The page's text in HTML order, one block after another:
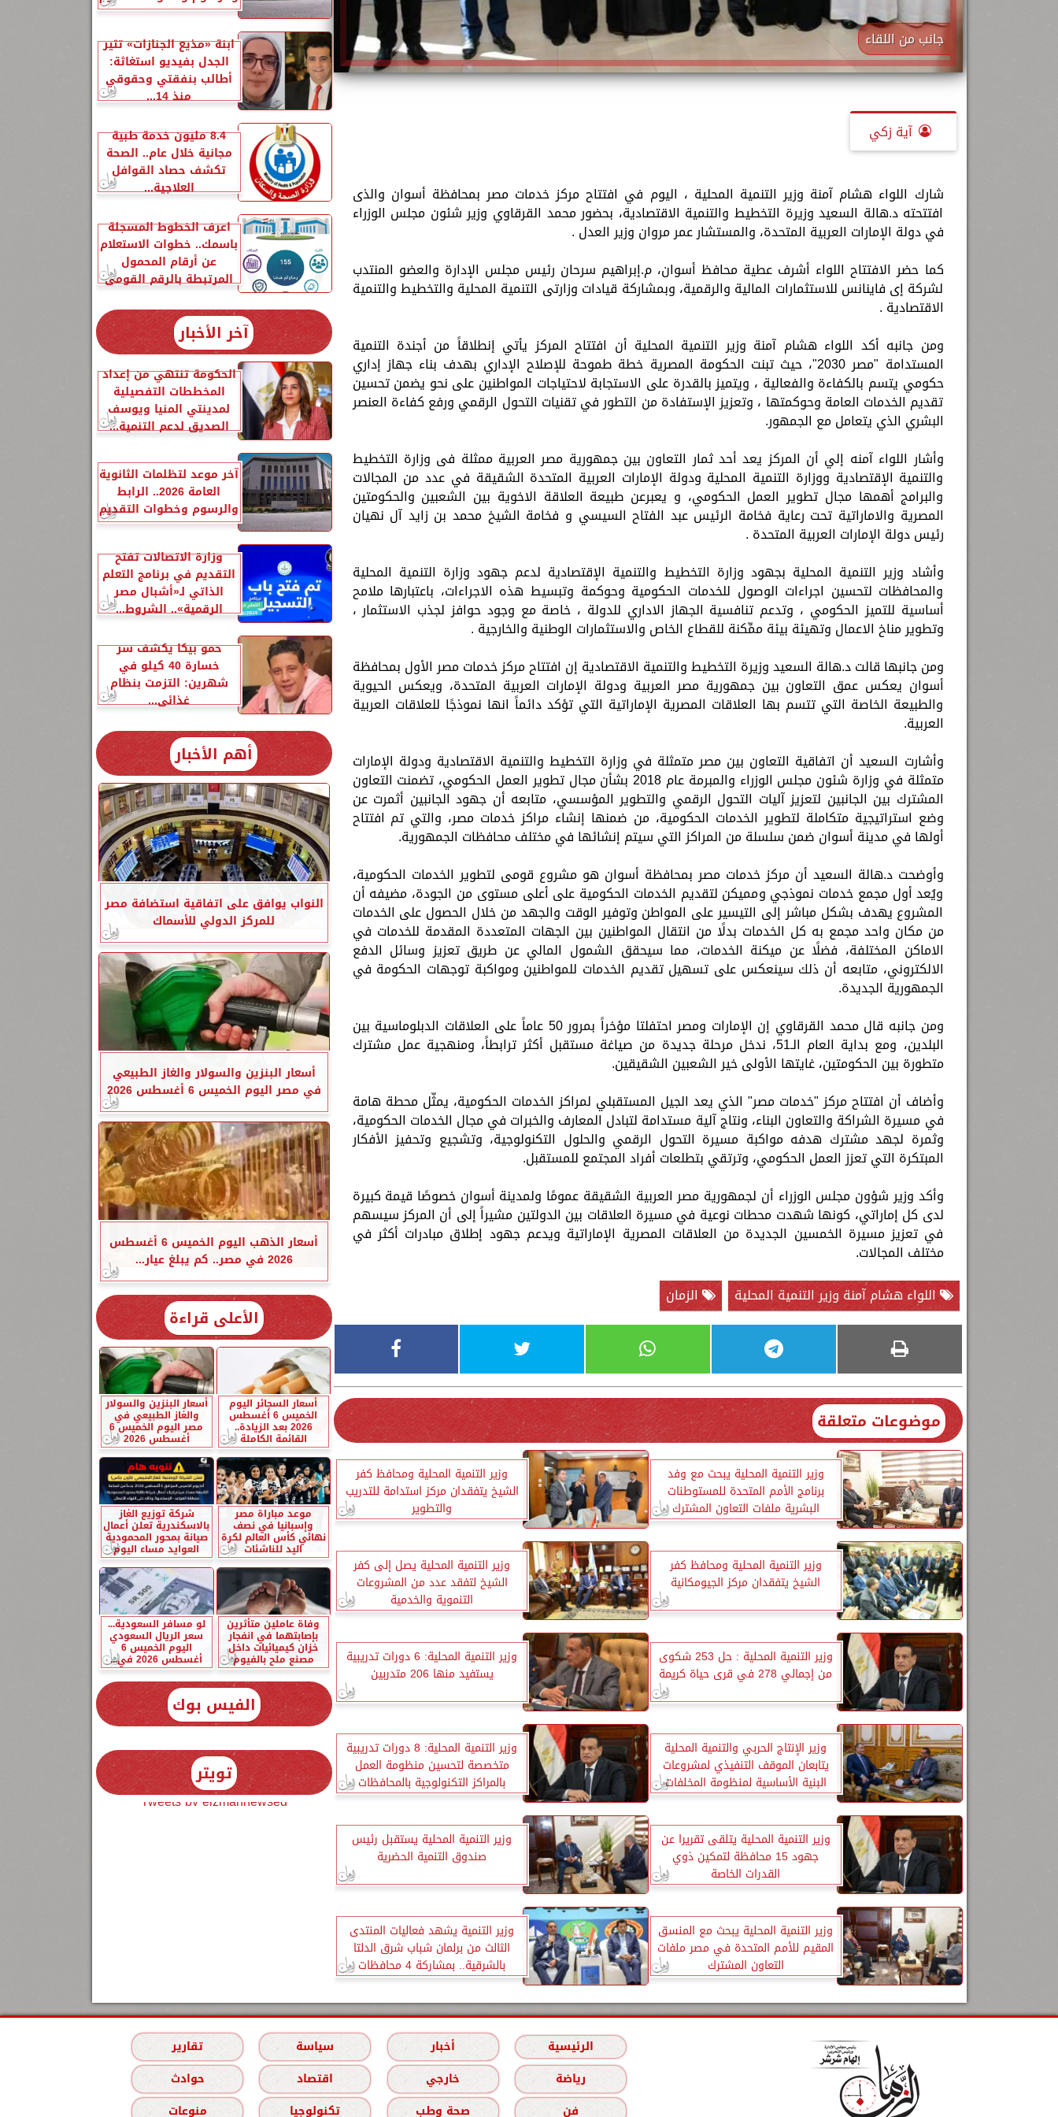
جانب من اللقاء
آية زكي
شارك اللواء هشام آمنة وزير التنمية المحلية ، اليوم في افتتاح مركز خدمات مصر بمحافظة أسوان والذى
افتتحته د.هالة السعيد وزيرة التخطيط والتنمية الاقتصادية، بحضور محمد القرقاوي وزير شئون مجلس الوزراء
في دولة الإمارات العربية المتحدة، والمستشار عمر مروان وزير العدل .
كما حضر الافتتاح اللواء أشرف عطية محافظ أسوان، م.إبراهيم سرحان رئيس مجلس الإدارة والعضو المنتدب
لشركة إى فاينانس للاستثمارات المالية والرقمية، وبمشاركة قيادات وزارتى التنمية المحلية والتخطيط والتنمية
الاقتصادية .
ومن جانبه أكد اللواء هشام آمنة وزير التنمية المحلية أن افتتاح المركز يأتي إنطلاقاً من أجندة التنمية
المستدامة "مصر 2030"، حيث تبنت الحكومة المصرية خطة طموحة للإصلاح الإداري بهدف بناء جهاز إداري
حكومي يتسم بالكفاءة والفعالية ، ويتميز بالقدرة على الاستجابة لاحتياجات المواطنين على نحو يضمن تحسين
تقديم الخدمات العامة وحوكمتها ، وتعزيز الإستفادة من التطور في تقنيات التحول الرقمي ورفع كفاءة العنصر
البشري الذي يتعامل مع الجمهور.
وأشار اللواء آمنه إلي أن المركز يعد أحد ثمار التعاون بين جمهورية مصر العربية ممثلة فى وزارة التخطيط
والتنمية الإقتصادية ووزارة التنمية المحلية ودولة الإمارات العربية المتحدة الشقيقة في عدد من المجالات
والبرامج أهمها مجال تطوير العمل الحكومي، و يعبرعن طبيعة العلاقة الاخوية بين الشعبين والحكومتين
المصرية والاماراتية تحت رعاية فخامة الرئيس عبد الفتاح السيسي و فخامة الشيخ محمد بن زايد آل نهيان
رئيس دولة الإمارات العربية المتحدة .
وأشاد وزير التنمية المحلية بجهود وزارة التخطيط والتنمية الإقتصادية لدعم جهود وزارة التنمية المحلية
والمحافظات لتحسين اجراءات الوصول للخدمات الحكومية وحوكمة وتبسيط هذه الاجراءات، باعتبارها ملامح
أساسية للتميز الحكومي ، وتدعم تنافسية الجهاز الاداري للدولة ، خاصة مع وجود حوافز لجذب الاستثمار ،
وتطوير مناخ الاعمال وتهيئة بيئة ممِّكنة للقطاع الخاص والاستثمارات الوطنية والخارجية .
ومن جانبها قالت د.هالة السعيد وزيرة التخطيط والتنمية الاقتصادية إن افتتاح مركز خدمات مصر الأول بمحافظة
أسوان يعكس عمق التعاون بين جمهورية مصر العربية ودولة الإمارات العربية المتحدة، ويعكس الحيوية
والطبيعة الخاصة التي تتسم بها العلاقات المصرية الإماراتية التي تؤكد دائماً انها نموذجًا للعلاقات العربية
العربية.
وأشارت السعيد أن اتفاقية التعاون بين مصر متمثلة في وزارة التخطيط والتنمية الاقتصادية ودولة الإمارات
متمثلة في وزارة شئون مجلس الوزراء والمبرمة عام 2018 بشأن مجال تطوير العمل الحكومي، تضمنت التعاون
المشترك بين الجانبين لتعزيز آليات التحول الرقمي والتطوير المؤسسي، متابعه أن جهود الجانبين أثمرت عن
وضع استراتيجية متكاملة لتطوير الخدمات الحكومية، من ضمنها إنشاء مراكز خدمات مصر، والتي تم افتتاح
أولها في مدينة أسوان ضمن سلسلة من المراكز التي سيتم إنشائها في مختلف محافظات الجمهورية.
وأوضحت د.هالة السعيد أن مركز خدمات مصر بمحافظة أسوان هو مشروع قومى لتطوير الخدمات الحكومية،
ويُعد أول مجمع خدمات نموذجي ومميكن لتقديم الخدمات الحكومية على أعلى مستوى من الجودة، مضيفه أن
المشروع يهدف بشكل مباشر إلى التيسير على المواطن وتوفير الوقت والجهد من خلال الحصول على الخدمات
من مكان واحد مجمع به كل الخدمات بدلًا من انتقال المواطنين بين الجهات المتعددة المقدمة للخدمات في
الاماكن المختلفة، فضلًا عن ميكنة الخدمات، مما سيحقق الشمول المالي عن طريق تعزيز وسائل الدفع
الالكتروني، متابعه أن ذلك سينعكس على تسهيل تقديم الخدمات للمواطنين ومواكبة توجهات الحكومة في
الجمهورية الجديدة.
ومن جانبه قال محمد القرقاوي إن الإمارات ومصر احتفلتا مؤخراً بمرور 50 عاماً على العلاقات الدبلوماسية بين
البلدين، ومع بداية العام الـ51، ندخل مرحلة جديدة من صياغة مستقبل أكثر ترابطاً، ومنهجية عمل مشترك
متطورة بين الحكومتين، غايتها الأولى خير الشعبين الشقيقين.
وأضاف أن افتتاح مركز "خدمات مصر" الذي يعد الجيل المستقبلي لمراكز الخدمات الحكومية، يمثّل محطة هامة
في مسيرة الشراكة والتعاون البناء، ونتاج آلية مستدامة لتبادل المعارف والخبرات في مجال الخدمات الحكومية،
وثمرة لجهد مشترك هدفه مواكبة مسيرة التحول الرقمي والحلول التكنولوجية، وتشجيع وتحفيز الأفكار
المبتكرة التي تعزز العمل الحكومي، وترتقي بتطلعات أفراد المجتمع للمستقبل.
وأكد وزير شؤون مجلس الوزراء أن لجمهورية مصر العربية الشقيقة عمومًا ولمدينة أسوان خصوصًا قيمة كبيرة
لدى كل إماراتي، كونها شهدت محطات نوعية في مسيرة العلاقات بين الدولتين مشيراً إلى أن المركز سيسهم
في تعزيز مسيرة الخمسين الجديدة من العلاقات المصرية الإماراتية ويدعم جهود إطلاق مبادرات أكثر في
مختلف المجالات.
اللواء هشام آمنة وزير التنمية المحلية
الزمان
موضوعات متعلقة
وزير التنمية المحلية يبحث مع وفد
برنامج الأمم المتحدة للمستوطنات
البشرية ملفات التعاون المشترك
وزير التنمية المحلية ومحافظ كفر
الشيخ يتفقدان مركز استدامة للتدريب
والتطوير
وزير التنمية المحلية ومحافظ كفر
الشيخ يتفقدان مركز الجيومكانية
وزير التنمية المحلية يصل إلى كفر
الشيخ لتفقد عدد من المشروعات
التنموية والخدمية
وزير التنمية المحلية : حل 253 شكوى
من إجمالي 278 في قرى حياة كريمة
وزير التنمية المحلية: 6 دورات تدريبية
يستفيد منها 206 متدربين
وزير الإنتاج الحربي والتنمية المحلية
يتابعان الموقف التنفيذي لمشروعات
البنية الأساسية لمنظومة المخلفات
وزير التنمية المحلية: 8 دورات تدريبية
متخصصة لتحسين منظومة العمل
بالمراكز التكنولوجية بالمحافظات
وزير التنمية المحلية يتلقى تقريرا عن
جهود 15 محافظة لتمكين ذوي
القدرات الخاصة
وزير التنمية المحلية يستقبل رئيس
صندوق التنمية الحضرية
وزير التنمية المحلية يبحث مع المنسق
المقيم للأمم المتحدة في مصر ملفات
التعاون المشترك
وزير التنمية يشهد فعاليات المنتدى
الثالث من برلمان شباب شرق الدلتا
بالشرقية.. بمشاركة 4 محافظات
ابنة «مذيع الجنازات» تثير
الجدل بفيديو استغاثة:
أطالب بنفقتي وحقوقي
منذ 14...
8.4 مليون خدمة طبية
مجانية خلال عام.. الصحة
تكشف حصاد القوافل
العلاجية...
اعرف الخطوط المسجلة
باسمك.. خطوات الاستعلام
عن أرقام المحمول
المرتبطة بالرقم القومي
آخر الأخبار
الحكومة تنتهي من إعداد
المخططات التفصيلية
لمدينتي المنيا ويوسف
الصديق لدعم التنمية...
آخر موعد لتظلمات الثانوية
العامة 2026.. الرابط
والرسوم وخطوات التقديم
وزارة الاتصالات تفتح
التقديم في برنامج التعلم
الذاتي لـ«أشبال مصر
الرقمية».. الشروط...
حمو بيكا يكشف سر
خسارة 40 كيلو في
شهرين: التزمت بنظام
غذائي...
أهم الأخبار
النواب يوافق على اتفاقية استضافة مصر
للمركز الدولي للأسماك
أسعار البنزين والسولار والغاز الطبيعي
في مصر اليوم الخميس 6 أغسطس 2026
أسعار الذهب اليوم الخميس 6 أغسطس
2026 في مصر.. كم يبلغ عيار...
الأعلى قراءة
أسعار السجائر اليوم
الخميس 6 أغسطس
2026 بعد الزيادة..
القائمة الكاملة
أسعار البنزين والسولار
والغاز الطبيعي في
مصر اليوم الخميس 6
أغسطس 2026
موعد مباراة مصر
وإسبانيا في نصف
نهائي كأس العالم لكرة
اليد للناشئات
شركة توزيع الغاز
بالاسكندرية تعلن أعمال
صيانة بمحور المحمودية
العوايد مساء اليوم
وفاة عاملين متأثرين
بإصابتهما في انفجار
خزان كيميائيات داخل
مصنع ملح بالفيوم
لو مسافر السعودية...
سعر الريال السعودي
اليوم الخميس 6
أغسطس 2026 في...
الفيس بوك
تويتر
Tweets by elzmannewseg
الرئيسية أخبار سياسة
تقارير
رياضة
خارجي اقتصاد
حوادث
فن
صحة وطب تكنولوجيا منوعات